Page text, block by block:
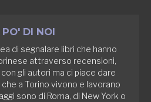
PO' DI NOI
di segnalare libri che hanno
attraverso recensioni,
gli autori ma ci piace dare
a Torino vivono e lavorano
sono di Roma, di New York o